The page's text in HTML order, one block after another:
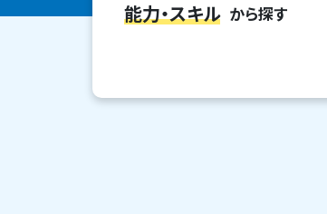
能力・スキル から探す